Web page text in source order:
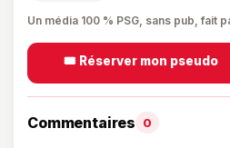
Un média 100 % PSG, sans pub, fait
🎟️ Réserver mon pseudo
Commentaires 0